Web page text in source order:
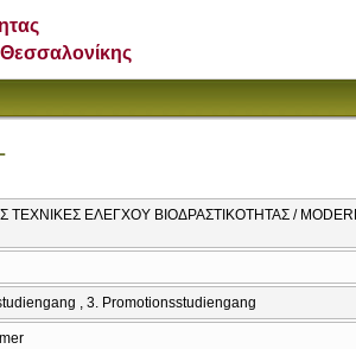
Θεσσαλονίκης
ΕΛΕΓΧΟΥ ΒΙΟΔΡΑΣΤΙΚΟΤΗΤΑΣ /
, 3. Promotionsstudiengang